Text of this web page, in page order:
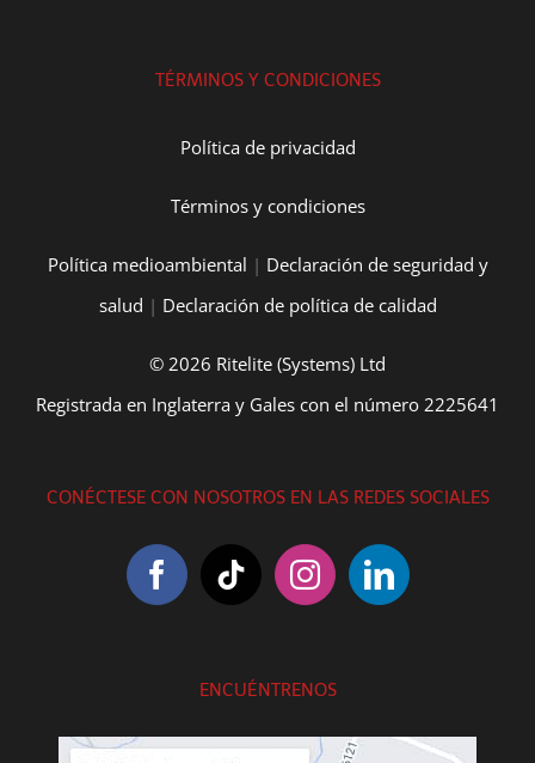
TÉRMINOS Y CONDICIONES
Política de privacidad
Términos y condiciones
Política medioambiental | Declaración de seguridad y
salud | Declaración de política de calidad
© 2026 Ritelite (Systems) Ltd
Registrada en Inglaterra y Gales con el número 2225641
CONÉCTESE CON NOSOTROS EN LAS REDES SOCIALES
ENCUÉNTRENOS